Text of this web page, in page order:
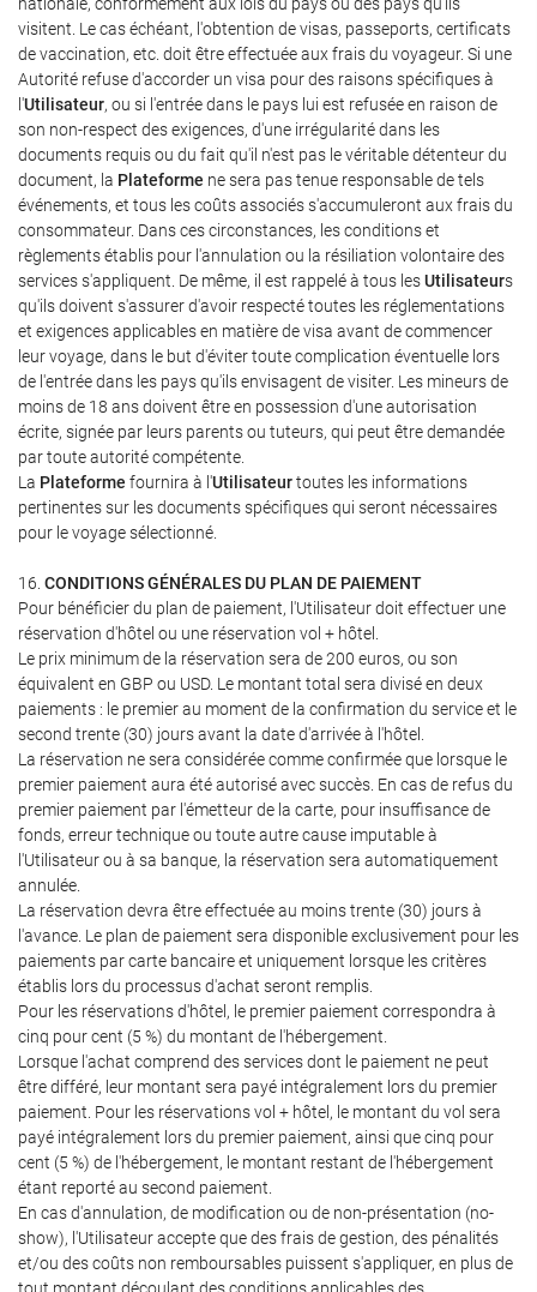
visitent. Le cas échéant, l'obtention de visas, passeports, certificats
de vaccination, etc. doit être effectuée aux frais du voyageur. Si une
Autorité refuse d'accorder un visa pour des raisons spécifiques à
l'Utilisateur, ou si l'entrée dans le pays lui est refusée en raison de
son non-respect des exigences, d'une irrégularité dans les
documents requis ou du fait qu'il n'est pas le véritable détenteur du
document, la Plateforme ne sera pas tenue responsable de tels
événements, et tous les coûts associés s'accumuleront aux frais du
consommateur. Dans ces circonstances, les conditions et
règlements établis pour l'annulation ou la résiliation volontaire des
services s'appliquent. De même, il est rappelé à tous lesUtilisateurs
qu'ils doivent s'assurer d'avoir respecté toutes les réglementations
et exigences applicables en matière de visa avant de commencer
leur voyage, dans le but d'éviter toute complication éventuelle lors
de l'entrée dans les pays qu'ils envisagent de visiter. Les mineurs de
moins de 18 ans doivent être en possession d'une autorisation
écrite, signée par leurs parents ou tuteurs, qui peut être demandée
par toute autorité compétente.
La Plateforme fournira à l'Utilisateurtoutes les informations
pertinentes sur les documents spécifiques qui seront nécessaires
pour le voyage sélectionné.
16. CONDITIONS GÉNÉRALES DU PLAN DE PAIEMENT
Pour bénéficier du plan de paiement, l'Utilisateur doit effectuer une
réservation d'hôtel ou une réservation vol + hôtel.
Le prix minimum de la réservation sera de 200 euros, ou son
équivalent en GBP ou USD. Le montant total sera divisé en deux
paiements : le premier au moment de la confirmation du service et le
second trente (30) jours avant la date d'arrivée à l'hôtel.
La réservation ne sera considérée comme confirmée que lorsque le
premier paiement aura été autorisé avec succès. En cas de refus du
premier paiement par l'émetteur de la carte, pour insuffisance de
fonds, erreur technique ou toute autre cause imputable à
l'Utilisateur ou à sa banque, la réservation sera automatiquement
annulée.
La réservation devra être effectuée au moins trente (30) jours à
l'avance. Le plan de paiement sera disponible exclusivement pour les
paiements par carte bancaire et uniquement lorsque les critères
établis lors du processus d'achat seront remplis.
Pour les réservations d'hôtel, le premier paiement correspondra à
cinq pour cent (5 %) du montant de l'hébergement.
Lorsque l'achat comprend des services dont le paiement ne peut
être différé, leur montant sera payé intégralement lors du premier
paiement. Pour les réservations vol + hôtel, le montant du vol sera
payé intégralement lors du premier paiement, ainsi que cinq pour
cent (5 %) de l'hébergement, le montant restant de l'hébergement
étant reporté au second paiement.
En cas d'annulation, de modification ou de non-présentation (no-
show), l'Utilisateur accepte que des frais de gestion, des pénalités
et/ou des coûts non remboursables puissent s'appliquer, en plus de